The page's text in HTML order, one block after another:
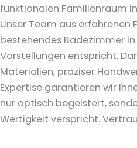
funktionalen Familienraum
Unser Team aus erfahrenen
bestehendes Badezimmer
Vorstellungen entspricht.
Materialien, präziser
Expertise garantieren wir
nur optisch begeistert,
Wertigkeit verspricht.